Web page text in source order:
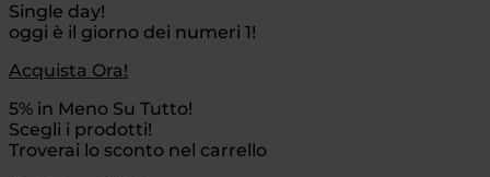
Single day!
oggi è il giorno dei numeri 1!
Acquista Ora!
5% in Meno Su Tutto!
Scegli i prodotti!
Troverai lo sconto nel carrello